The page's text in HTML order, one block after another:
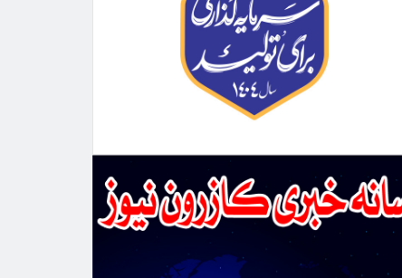
دستگیری عاملان آتش‌سوزی جنگل‌های بلوط کازرون
نیک‌مرام به‌عنوان سرپرست جدید فرمانداری ویژه کازرون منصوب شد
امامزاده سید حسین (ع) + فیلم
دکتر حمید هاشمی سرپرست شهرداری کازرون شد
خانه سالمندان کازرون با حضور مسئولان استانی و محلی افتتاح شد